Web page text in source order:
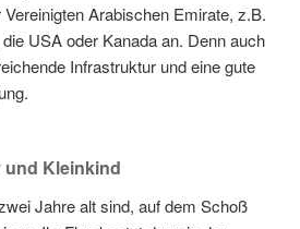
Arabischen Emirate, z.B.
die USA oder Kanada an. Denn auch
Infrastruktur und eine gute
und Kleinkind
Jahre alt sind, auf dem Schoß